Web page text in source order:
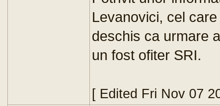
Levanovici, cel
deschis ca urmare
un fost ofiter SRI.
[ Edited Fri Nov 07